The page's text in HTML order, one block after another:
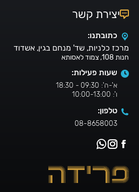
יצירת קשר
כתובתנו:
מרכז כלניות, שד' מנחם בגין, אשדוד
חנות 108, צמוד לאסותא
שעות פעילות:
א'-ה': 09:30 - 18:30
ו': 10:00-13:00
טלפון:
08-8658003